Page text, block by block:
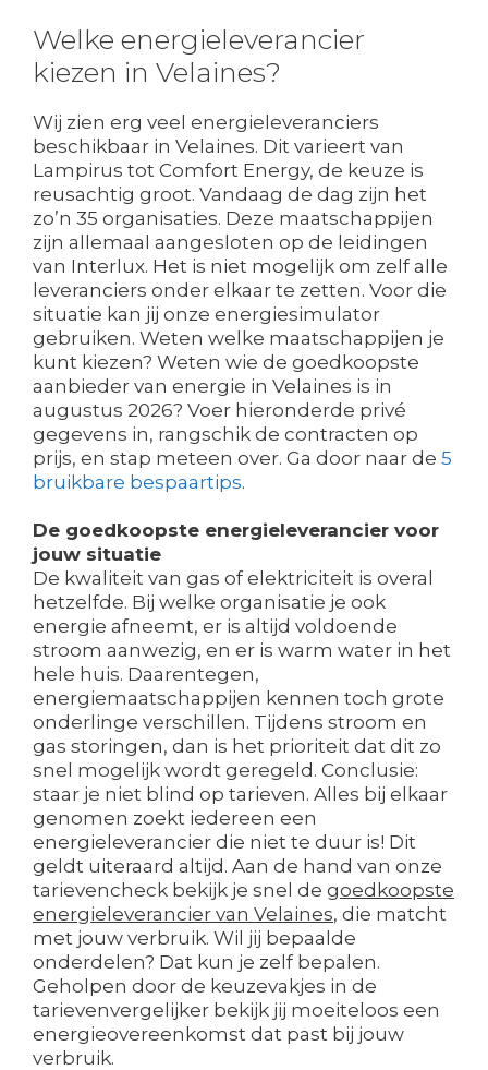
Welke energieleverancier
kiezen in Velaines?
Wij zien erg veel energieleveranciers
beschikbaar in Velaines. Dit varieert van
Lampirus tot Comfort Energy, de keuze is
reusachtig groot. Vandaag de dag zijn het
zo’n 35 organisaties. Deze maatschappijen
zijn allemaal aangesloten op de leidingen
van Interlux. Het is niet mogelijk om zelf alle
leveranciers onder elkaar te zetten. Voor die
situatie kan jij onze energiesimulator
gebruiken. Weten welke maatschappijen je
kunt kiezen? Weten wie de goedkoopste
aanbieder van energie in Velaines is in
augustus 2026? Voer hieronderde privé
gegevens in, rangschik de contracten op
prijs, en stap meteen over. Ga door naar de 5
bruikbare bespaartips.
De goedkoopste energieleverancier voor
jouw situatie
De kwaliteit van gas of elektriciteit is overal
hetzelfde. Bij welke organisatie je ook
energie afneemt, er is altijd voldoende
stroom aanwezig, en er is warm water in het
hele huis. Daarentegen,
energiemaatschappijen kennen toch grote
onderlinge verschillen. Tijdens stroom en
gas storingen, dan is het prioriteit dat dit zo
snel mogelijk wordt geregeld. Conclusie:
staar je niet blind op tarieven. Alles bij elkaar
genomen zoekt iedereen een
energieleverancier die niet te duur is! Dit
geldt uiteraard altijd. Aan de hand van onze
tarievencheck bekijk je snel de goedkoopste
energieleverancier van Velaines, die matcht
met jouw verbruik. Wil jij bepaalde
onderdelen? Dat kun je zelf bepalen.
Geholpen door de keuzevakjes in de
tarievenvergelijker bekijk jij moeiteloos een
energieovereenkomst dat past bij jouw
verbruik.